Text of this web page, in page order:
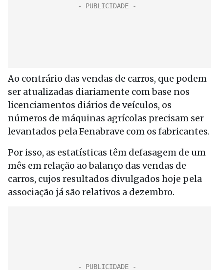
Ao contrário das vendas de carros, que podem
ser atualizadas diariamente com base nos
licenciamentos diários de veículos, os
números de máquinas agrícolas precisam ser
levantados pela Fenabrave com os fabricantes.
Por isso, as estatísticas têm defasagem de um
mês em relação ao balanço das vendas de
carros, cujos resultados divulgados hoje pela
associação já são relativos a dezembro.